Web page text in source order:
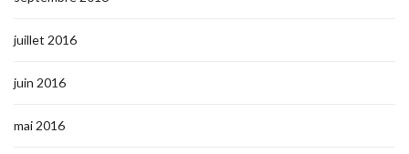
juillet 2016
juin 2016
mai 2016